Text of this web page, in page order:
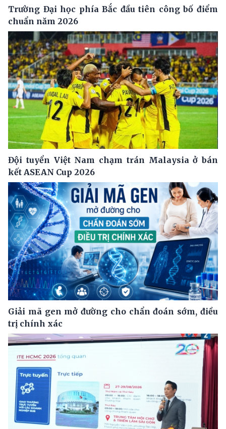
Trường Đại học phía Bắc đầu tiên công bố điểm
chuẩn năm 2026
Đội tuyển Việt Nam chạm trán Malaysia ở bán
kết ASEAN Cup 2026
Giải mã gen mở đường cho chẩn đoán sớm, điều
trị chính xác